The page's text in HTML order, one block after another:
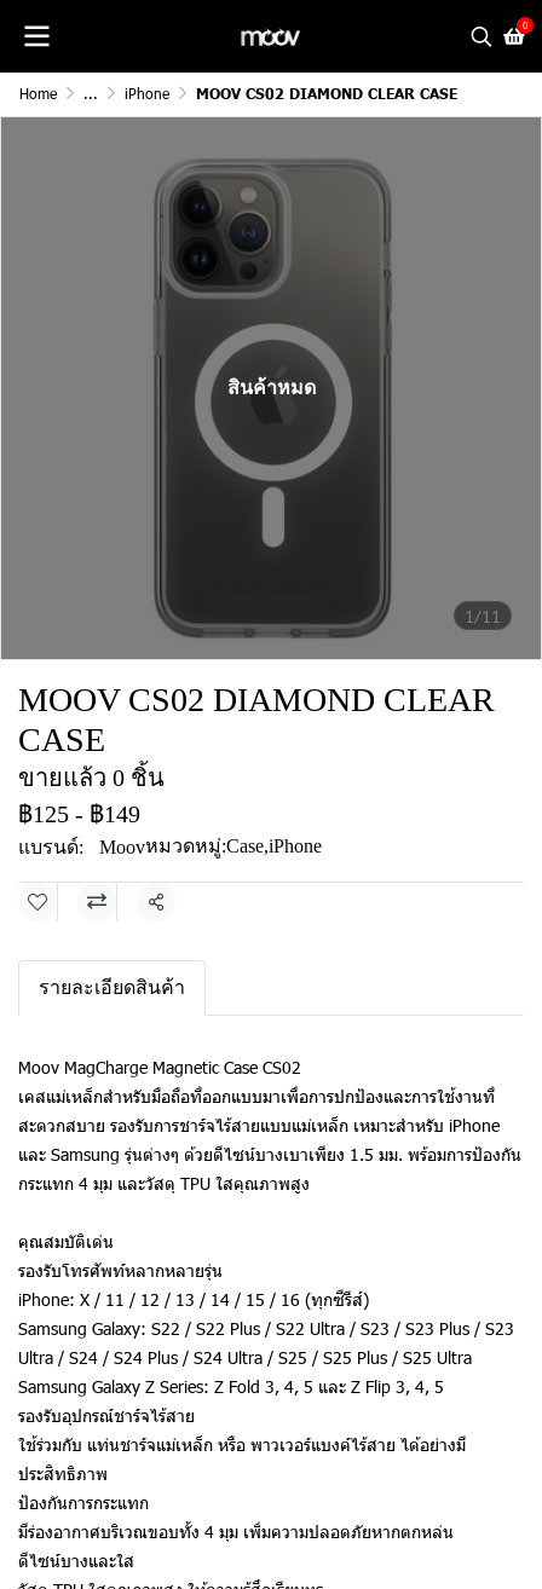
0
Home ... iPhone MOOV CS02 DIAMOND CLEAR CASE
1/11
สินค้าหมด
MOOV CS02 DIAMOND CLEAR
CASE
ขายแล้ว 0 ชิ้น
฿125 - ฿149
แบรนด์: Moovหมวดหมู่:Case,iPhone
แชร์
รายละเอียดสินค้า
Moov MagCharge Magnetic Case CS02
เคสแม่เหล็กสำหรับมือถือที่ออกแบบมาเพื่อการปกป้องและการใช้งานที่
สะดวกสบาย รองรับการชาร์จไร้สายแบบแม่เหล็ก เหมาะสำหรับ iPhone
และ Samsung รุ่นต่างๆ ด้วยดีไซน์บางเบาเพียง 1.5 มม. พร้อมการป้องกัน
กระแทก 4 มุม และวัสดุ TPU ใสคุณภาพสูง
คุณสมบัติเด่น
รองรับโทรศัพท์หลากหลายรุ่น
iPhone: X / 11 / 12 / 13 / 14 / 15 / 16 (ทุกซีรีส์)
Samsung Galaxy: S22 / S22 Plus / S22 Ultra / S23 / S23 Plus / S23
Ultra / S24 / S24 Plus / S24 Ultra / S25 / S25 Plus / S25 Ultra
Samsung Galaxy Z Series: Z Fold 3, 4, 5 และ Z Flip 3, 4, 5
รองรับอุปกรณ์ชาร์จไร้สาย
ใช้ร่วมกับ แท่นชาร์จแม่เหล็ก หรือ พาวเวอร์แบงค์ไร้สาย ได้อย่างมี
ประสิทธิภาพ
ป้องกันการกระแทก
มีร่องอากาศบริเวณขอบทั้ง 4 มุม เพิ่มความปลอดภัยหากตกหล่น
ดีไซน์บางและใส